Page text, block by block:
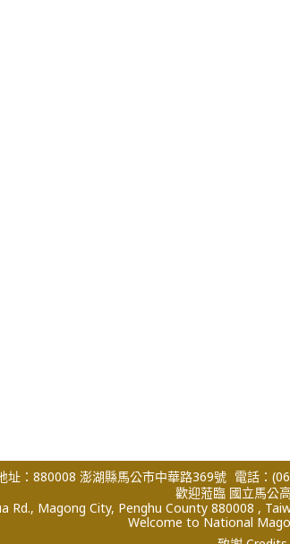
址：880008 澎湖縣馬公市中華路369號 電話：
歡迎蒞臨 國立馬公
Rd., Magong City, Penghu County 880008 ,
Welcome to National